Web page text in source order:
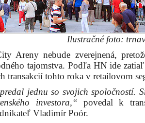
Ilustračné foto:
Areny nebude zverejnená,
tajomstva. Podľa HN ide
transakcií tohto roka v retailovom
jednu so svojich spoločností.
investora,“ povedal k
Vladimír Poór.